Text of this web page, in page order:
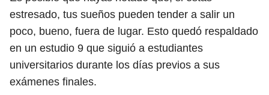
estresado, tus sueños pueden tender a salir un
poco, bueno, fuera de lugar. Esto quedó respaldado
en un estudio 9 que siguió a estudiantes
universitarios durante los días previos a sus
exámenes finales.